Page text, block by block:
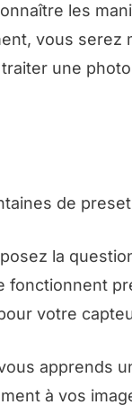
les
vous serez
une
de
la
votre
apprends
à vos